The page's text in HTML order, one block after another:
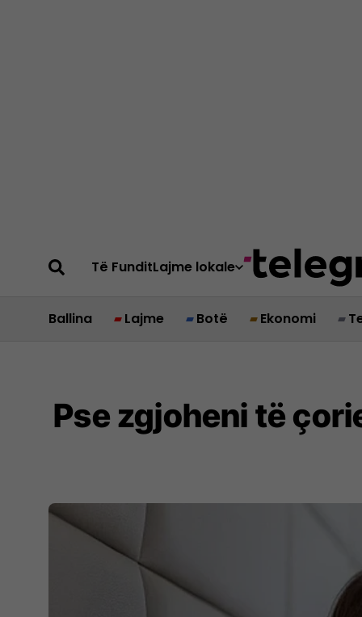
Të FunditLajme lokale
Ballina Lajme Botë Ekonomi
Pse zgjoheni të